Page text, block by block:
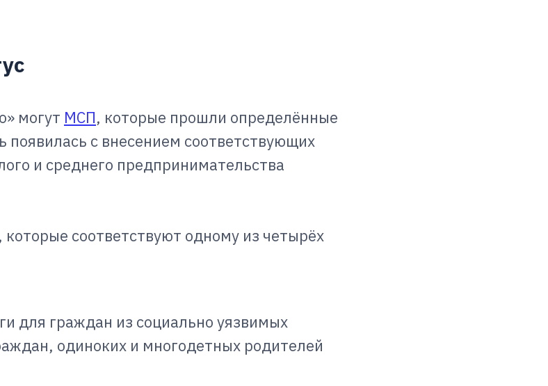
могут МСП, которые прошли определённые
с внесением соответствующих
и среднего предпринимательства
соответствуют одному из четырёх
для граждан из социально уязвимых
одиноких и многодетных родителей